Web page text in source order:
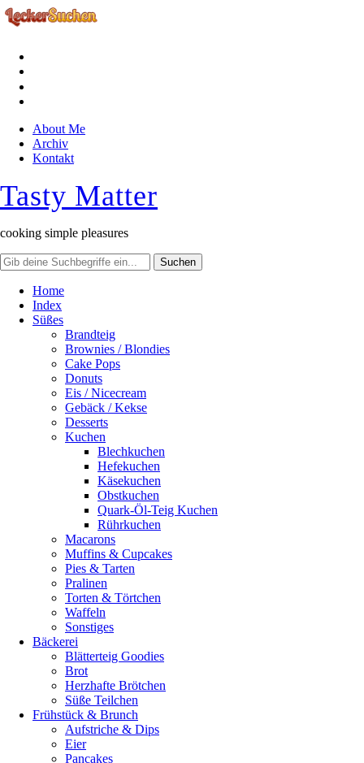
About Me
Archiv
Kontakt
Tasty Matter
cooking simple pleasures
Home
Index
Süßes
Brandteig
Brownies / Blondies
Cake Pops
Donuts
Eis / Nicecream
Gebäck / Kekse
Desserts
Kuchen
Blechkuchen
Hefekuchen
Käsekuchen
Obstkuchen
Quark-Öl-Teig Kuchen
Rührkuchen
Macarons
Muffins & Cupcakes
Pies & Tarten
Pralinen
Torten & Törtchen
Waffeln
Sonstiges
Bäckerei
Blätterteig Goodies
Brot
Herzhafte Brötchen
Süße Teilchen
Frühstück & Brunch
Aufstriche & Dips
Eier
Pancakes